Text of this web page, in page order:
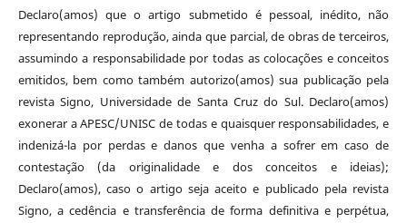
Declaro(amos) que o artigo submetido é pessoal, inédito, não
representando reprodução, ainda que parcial, de obras de terceiros,
assumindo a responsabilidade por todas as colocações e conceitos
emitidos, bem como também autorizo(amos) sua publicação pela
revista Signo, Universidade de Santa Cruz do Sul. Declaro(amos)
exonerar a APESC/UNISC de todas e quaisquer responsabilidades, e
indenizá-la por perdas e danos que venha a sofrer em caso de
contestação (da originalidade e dos conceitos e ideias);
Declaro(amos), caso o artigo seja aceito e publicado pela revista
Signo, a cedência e transferência de forma definitiva e perpétua,